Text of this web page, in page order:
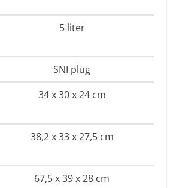
5 liter
SNI plug
34 x 30 x 24 cm
38,2 x 33 x 27,5 cm
67,5 x 39 x 28 cm